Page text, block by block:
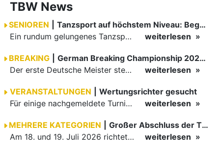
TBW News
SENIOREN
Tanzsport auf höchstem Niveau: Begeisterung bei den Turnieren in…
Ein rundum gelungenes Tanzsport-Wochenende liegt hinter den Paaren und Organisatoren in Enzklösterle. Am 1. und 2. August 2026 verwandelte sich die Festhalle wieder in einen lebendigen Mittelpunkt des…
weiterlesen
BREAKING
German Breaking Championship 2026 in Hannover
Der erste Deutsche Meister steht fest B-Boy Roman siegt bei den Juniors
weiterlesen
VERANSTALTUNGEN
Wertungsrichter gesucht
Für einige nachgemeldete Turniere im 2 Halbjahr sucht der ZWE noch Wertungsrichter.
weiterlesen
MEHRERE KATEGORIEN
Großer Abschluss der TBW-Trophy in Weinheim
Am 18. und 19. Juli 2026 richtete die Tanzsportabteilung (TSA) der TSG 1862 Weinheim das Abschlussturnier der diesjährigen TBW-Trophy-Serie aus. Zum traditionellen Saisonfinale kamen rund 400 Starts über…
weiterlesen